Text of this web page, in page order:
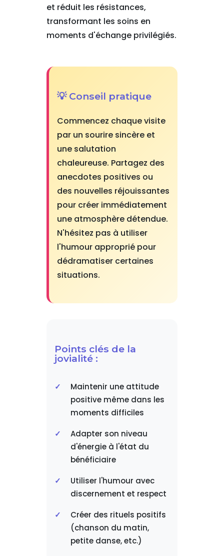
et réduit les résistances,
transformant les soins en
moments d'échange privilégiés.
💡 Conseil pratique
Commencez chaque visite
par un sourire sincère et
une salutation
chaleureuse. Partagez des
anecdotes positives ou
des nouvelles réjouissantes
pour créer immédiatement
une atmosphère détendue.
N'hésitez pas à utiliser
l'humour approprié pour
dédramatiser certaines
situations.
Points clés de la
jovialité :
Maintenir une attitude
positive même dans les
moments difficiles
Adapter son niveau
d'énergie à l'état du
bénéficiaire
Utiliser l'humour avec
discernement et respect
Créer des rituels positifs
(chanson du matin,
petite danse, etc.)